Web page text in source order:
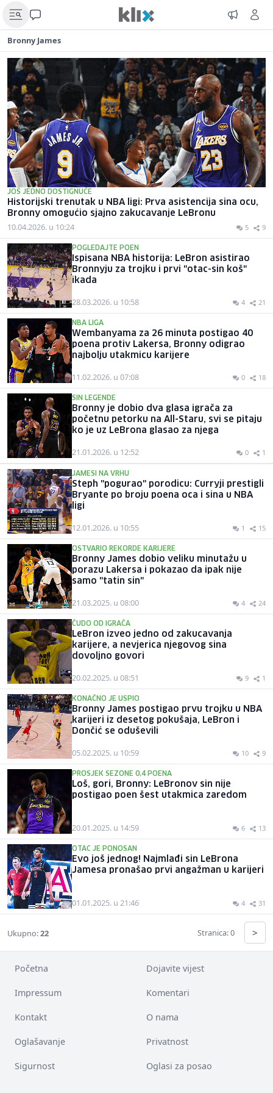
Bronny James
JOŠ JEDNO DOSTIGNUĆE
Historijski trenutak u NBA ligi: Prva asistencija sina ocu,
Bronny omogućio sjajno zakucavanje LeBronu
10.04.2026. u 10:24 5 9
POGLEDAJTE POEN
Ispisana NBA historija: LeBron asistirao
Bronnyju za trojku i prvi "otac-sin koš"
ikada
28.03.2026. u 10:58 4 21
NBA LIGA
Wembanyama za 26 minuta postigao 40
poena protiv Lakersa, Bronny odigrao
najbolju utakmicu karijere
11.02.2026. u 07:08 0 18
SIN LEGENDE
Bronny je dobio dva glasa igrača za
početnu petorku na All-Staru, svi se pitaju
ko je uz LeBrona glasao za njega
21.01.2026. u 12:52 0 1
JAMESI NA VRHU
Steph "pogurao" porodicu: Curryji prestigli
Bryante po broju poena oca i sina u NBA
ligi
12.01.2026. u 10:55 1 15
OSTVARIO REKORDE KARIJERE
Bronny James dobio veliku minutažu u
porazu Lakersa i pokazao da ipak nije
samo "tatin sin"
21.03.2025. u 08:00 4 24
ČUDO OD IGRAČA
LeBron izveo jedno od zakucavanja
karijere, a nevjerica njegovog sina
dovoljno govori
20.02.2025. u 08:51 9 1
KONAČNO JE USPIO
Bronny James postigao prvu trojku u NBA
karijeri iz desetog pokušaja, LeBron i
Dončić se oduševili
05.02.2025. u 10:59 10 9
PROSJEK SEZONE 0,4 POENA
Loš, gori, Bronny: LeBronov sin nije
postigao poen šest utakmica zaredom
20.01.2025. u 14:59 6 13
OTAC JE PONOSAN
Evo još jednog! Najmlađi sin LeBrona
Jamesa pronašao prvi angažman u karijeri
01.01.2025. u 21:46 4 31
Ukupno:22 Stranica: 0 >
Početna Dojavite vijest
Impressum Komentari
Kontakt O nama
Oglašavanje Privatnost
Sigurnost Oglasi za posao